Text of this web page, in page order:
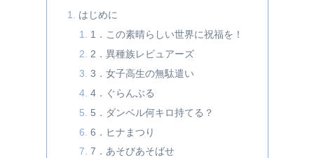
はじめに
1．この素晴らしい世界に祝福を！
2．異種族レビュアーズ
3．女子高生の無駄遣い
4．ぐらんぶる
5．ダンベル何キロ持てる？
6．ヒナまつり
7．あそびあそばせ